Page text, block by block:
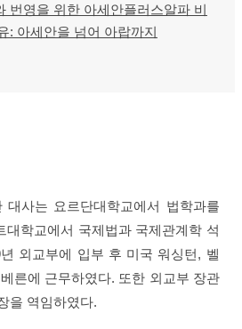
번영을 위한 아세안플러스알파 비
: 아세안을 넘어 아랍까지
사는 요르단대학교에서 법학과를
대학교에서 국제법과 국제관계학 석
외교부에 입부 후 미국 워싱턴, 벨
른에 근무하였다. 또한 외교부 장관
을 역임하였다.